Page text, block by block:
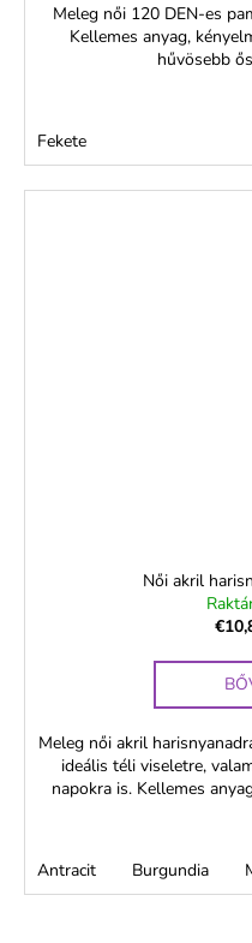
Meleg női 120 DEN-es
Kellemes anyag,
hűvösebb
Fekete
Női akril
Meleg női akril
ideális téli viseletre,
napokra is. Kellemes
Antracit Burgundia